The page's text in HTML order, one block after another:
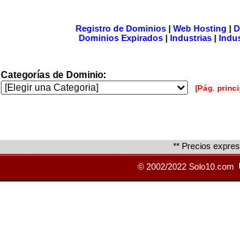
Registro de Dominios| Web Hosting |
Dominios Expirados | Industrias |
Categorías de Dominio:
[Pág.
** Precios
© 2002/2022 Solo10.com